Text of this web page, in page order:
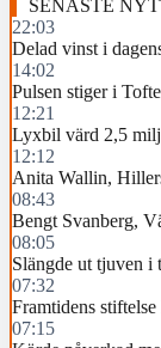
SENASTE
22:03
Delad vinst i
14:02
Pulsen stiger i
12:21
Lyxbil värd 2,5
12:12
Anita Wallin,
08:43
Bengt Svanberg,
08:05
Slängde ut tjuven i
07:32
Framtidens stiftelse
07:15